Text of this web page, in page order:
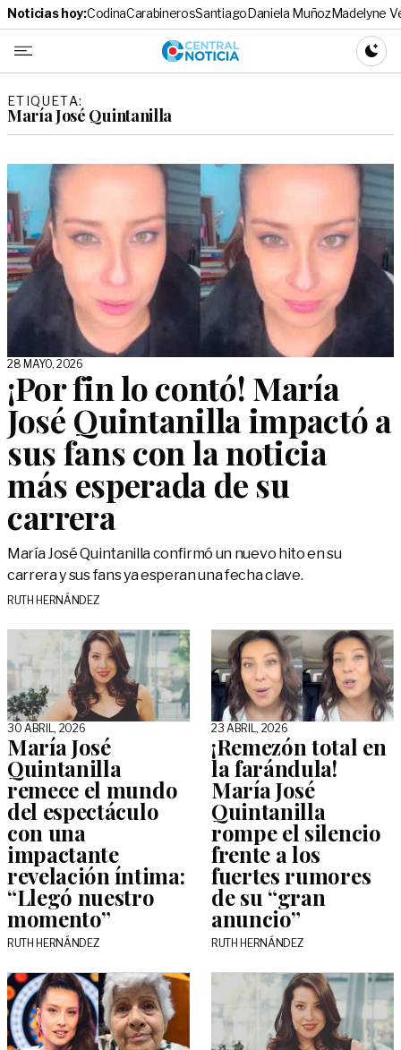
Noticias hoy:CodinaCarabinerosSantiagoDaniela MuñozMadelyne
Central
ETIQUETA:
María José Quintanilla
28 MAYO, 2026
¡Por fin lo contó! María
José Quintanilla impactó a
sus fans con la noticia
más esperada de su
carrera
María José Quintanilla confirmó un nuevo hito en su
carrera y sus fans ya esperan una fecha clave.
RUTH HERNÁNDEZ
30 ABRIL, 2026
María José
Quintanilla
remece el mundo
del espectáculo
con una
impactante
revelación íntima:
“Llegó nuestro
momento”
RUTH HERNÁNDEZ
23 ABRIL, 2026
¡Remezón total en
la farándula!
María José
Quintanilla
rompe el silencio
frente a los
fuertes rumores
de su “gran
anuncio”
RUTH HERNÁNDEZ